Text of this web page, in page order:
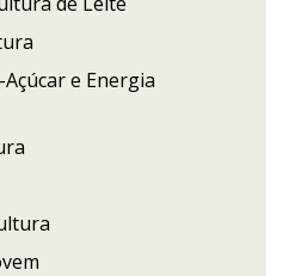
e Energia